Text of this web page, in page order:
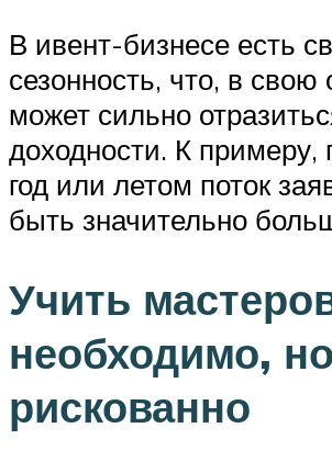
В ивент-бизнесе есть
сезонность, что, в свою
может сильно
доходности. К
год или летом поток
быть значительно
Учить
необходимо, но
рискованно